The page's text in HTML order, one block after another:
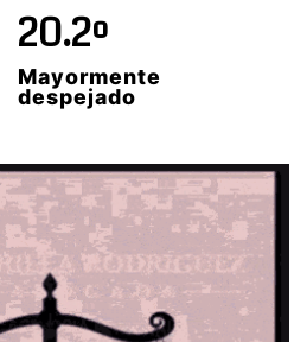
20.2º
Mayormente
despejado